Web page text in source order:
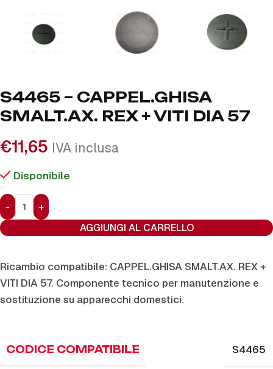
S4465 – CAPPEL.GHISA
SMALT.AX. REX + VITI DIA 57
€11,65 IVA inclusa
Disponibile
AGGIUNGI AL CARRELLO
Ricambio compatibile: CAPPEL.GHISA SMALT.AX. REX +
VITI DIA 57. Componente tecnico per manutenzione e
sostituzione su apparecchi domestici.
CODICE COMPATIBILE S4465